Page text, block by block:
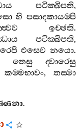
පටික‍්ඛිපති,
හි පසාදකායම‍්පි
ඉච‍්ඡති.
පටික‍්ඛිපති,
එසෙව නයො.
තෙසු
ද‍්වාරෙසු
කම‍්මභාවං, තස‍්මා
.